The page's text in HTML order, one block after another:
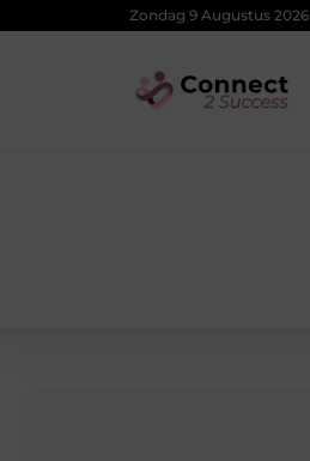
Zondag 9 Augustus 2026